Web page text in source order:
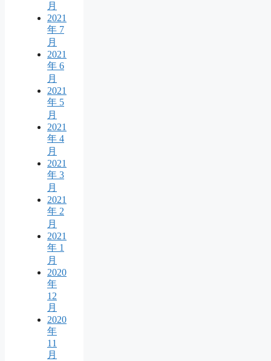
月
2021
年 7
月
2021
年 6
月
2021
年 5
月
2021
年 4
月
2021
年 3
月
2021
年 2
月
2021
年 1
月
2020
年
12
月
2020
年
11
月